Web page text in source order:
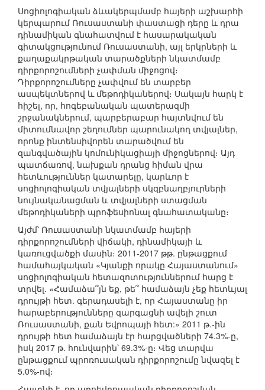
Սոցիոլոգիական ձևակերպմամբ հայերի աշխարհի
կերպարում Ռուսաստանի փաստացի դերը և դրա
դինամիկան գնահատվում է հասարակական
գիտակցությունում Ռուսաստանի, այլ երկրների և
քաղաքակրթական տարածքների նկատմամբ
դիրքորոշումների չափման միջոցով։
Դիրքորոշումները չափվում են տարբեր
ասպեկտներով և մեթոդիկաներով։ Սակայն հարկ է
հիշել, որ, հոգեբանական պատերազմի
շրջանակներում, պարբերաբար հայտնվում են
միտումնավոր շեղումներ պարունակող տվյալներ,
որոնք ինտենսիվորեն տարածվում են
զանգվածային կոմունիկացիայի միջոցներով։ Այդ
պատճառով, նախքան դրանց հիման վրա
հետևություններ կատարելը, կարևոր է
սոցիոլոգիական տվյալների սկզբնաղբյուրների
նույնականացման և տվյալների ստացման
մեթոդիկաների պրոֆեսիոնալ գնահատականը։
Այժմ՝ Ռուսաստանի նկատմամբ հայերի
դիրքորոշումների վիճակի, դինամիկայի և
կառուցվածքի մասին։ 2011-2017 թթ. ընթացքում
համահայկական «Կյանքի որակը Հայաստանում»
սոցիոլոգիական հետազոտություններում հարց է
տրվել. «Համաձա՞յն եք, թե՞ համաձայն չեք հետևյալ
դրույթի հետ. գերադասելի է, որ Հայաստանը իր
հարաբերությունները զարգացնի ավելի շուտ
Ռուսաստանի, քան Եվրոպայի հետ:» 2011 թ.-ին
դրույթի հետ համաձայն էր հարցվածների 74.3%-ը,
իսկ 2017 թ. հունվարին՝ 69.3%-ը։ Վեց տարվա
ընթացքում պրոռուսական դիրքորոշումը նվազել է
5.0%-ով։